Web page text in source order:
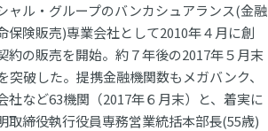
ャル・グループのバンカシュアランス(金融
保険販売)専業会社として2010年４月に創
約の販売を開始。約７年後の2017年５月末
突破した。提携金融機関数もメガバンク、
社など63機関（2017年６月末）と、着実に
取締役執行役員専務営業統括本部長(55歳)